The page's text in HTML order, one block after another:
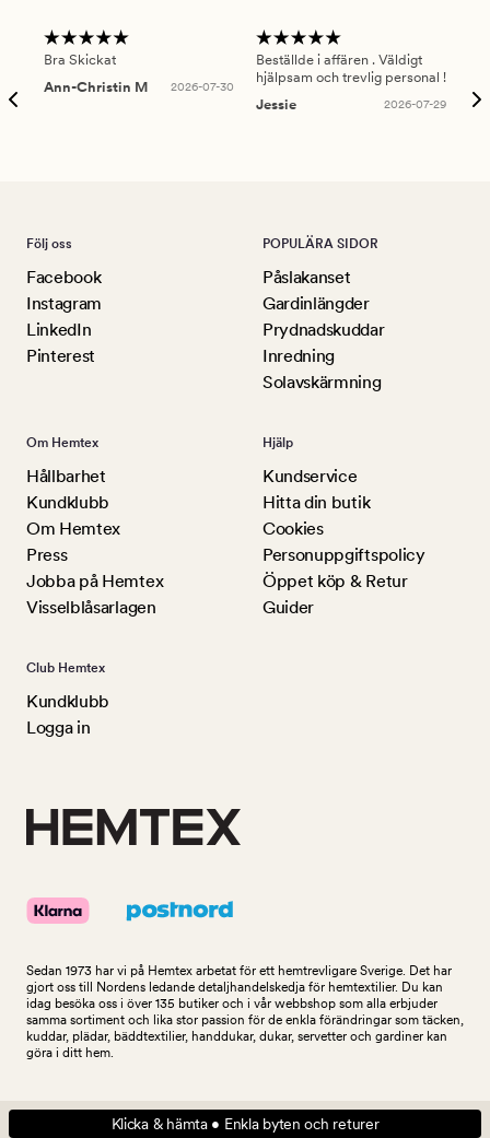
Bra Skickat
Ann-Christin M
2026-07-30
Beställde i affären . Väldigt
hjälpsam och trevlig personal !
Jessie
2026-07-29
Följ oss
Facebook
Instagram
LinkedIn
Pinterest
POPULÄRA SIDOR
Påslakanset
Gardinlängder
Prydnadskuddar
Inredning
Solavskärmning
Om Hemtex
Hållbarhet
Kundklubb
Om Hemtex
Press
Jobba på Hemtex
Visselblåsarlagen
Hjälp
Kundservice
Hitta din butik
Cookies
Personuppgiftspolicy
Öppet köp & Retur
Guider
Club Hemtex
Kundklubb
Logga in
Sedan 1973 har vi på Hemtex arbetat för ett hemtrevligare Sverige. Det har
gjort oss till Nordens ledande detaljhandelskedja för hemtextilier. Du kan
idag besöka oss i över 135 butiker och i vår webbshop som alla erbjuder
samma sortiment och lika stor passion för de enkla förändringar som täcken,
kuddar, plädar, bäddtextilier, handdukar, dukar, servetter och gardiner kan
göra i ditt hem.
Klicka & hämta • Enkla byten och returer